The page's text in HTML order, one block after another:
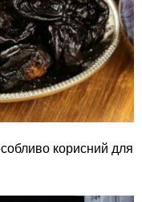
корисний для